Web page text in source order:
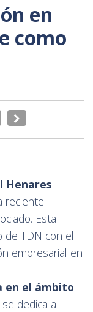
en
como
Henares
reciente
Esta
de TDN con el
empresarial en
en el ámbito
dedica a